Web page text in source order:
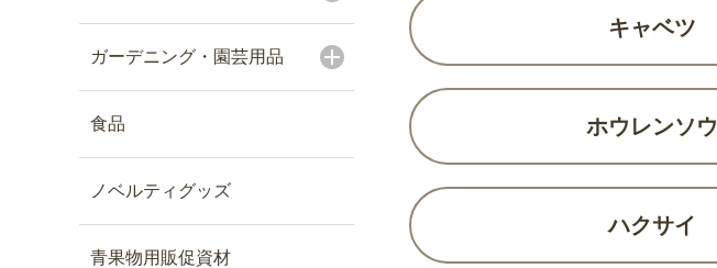
ガーデニング・園芸用品
食品
ノベルティグッズ
青果物用販促資材
キャベツ
ホウレンソウ
ハクサイ